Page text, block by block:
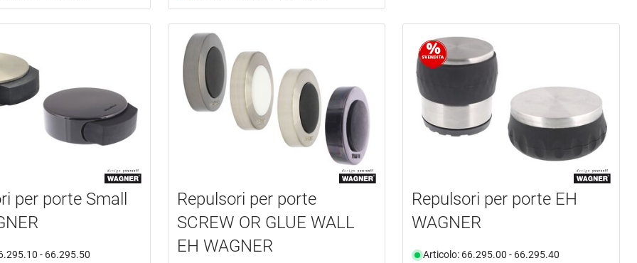
per porte Small
- 66.295.50
Repulsori per porte
SCREW OR GLUE WALL
EH WAGNER
Repulsori per porte EH
WAGNER
Articolo: 66.295.00 - 66.295.40